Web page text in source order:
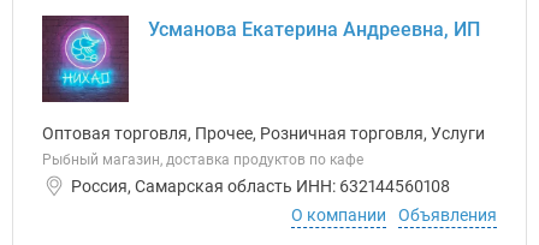
Усманова Екатерина Андреевна, ИП
Оптовая торговля, Прочее, Розничная торговля, Услуги
Рыбный магазин, доставка продуктов по кафе
Россия, Самарская область ИНН: 632144560108
О компании
Объявления